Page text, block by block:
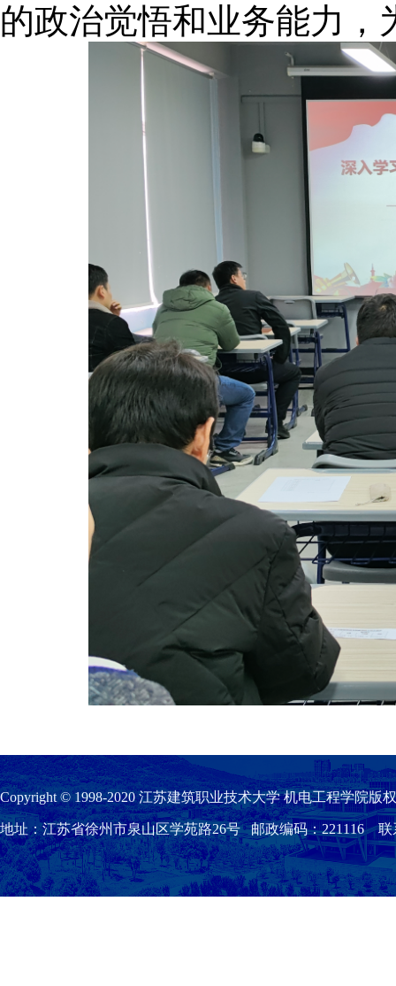
的政治觉悟和业务能力
Copyright © 1998-2020 江苏建筑职业技术大学 机电工程学院版
地址：江苏省徐州市泉山区学苑路26号 邮政编码：221116 联